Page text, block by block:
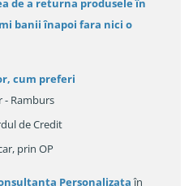
de a returna produsele în
banii înapoi fara nici o
, cum preferi
- Ramburs
de Credit
prin OP
Personalizataîn